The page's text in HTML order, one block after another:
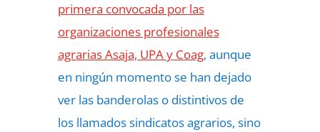
primera convocada por las
organizaciones profesionales
agrarias Asaja, UPA y Coag, aunque
en ningún momento se han dejado
ver las banderolas o distintivos de
los llamados sindicatos agrarios, sino